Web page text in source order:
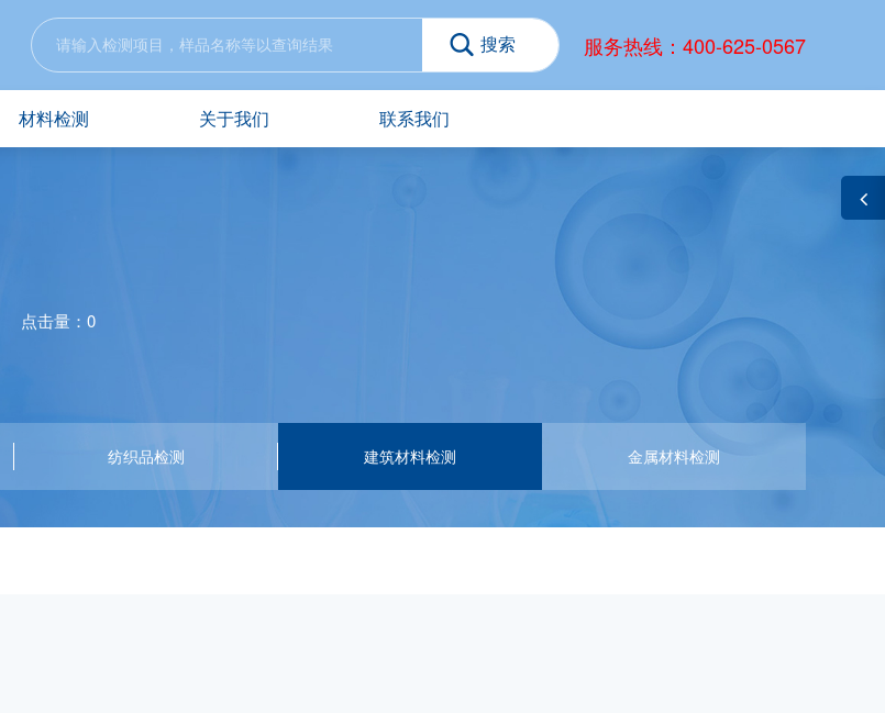
服务热线：400-625-0567
材料检测 关于我们 联系我们
点击量：0
纺织品检测 建筑材料检测 金属材料检测